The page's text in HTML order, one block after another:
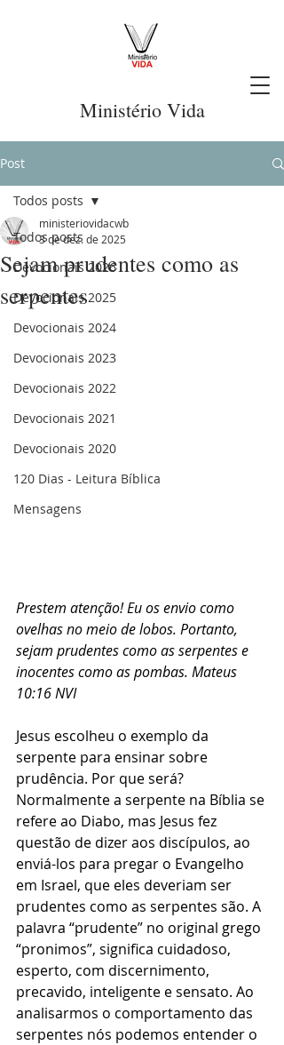
Ministério Vida
Post
Todos posts
Devocionais 2026
Devocionais 2025
Devocionais 2024
Devocionais 2023
Devocionais 2022
Devocionais 2021
Devocionais 2020
120 Dias - Leitura Bíblica
Mensagens
Todos posts
Sejam prudentes como as
serpentes
ministeriovidacwb
3 de dez. de 2025
Prestem atenção! Eu os envio como
ovelhas no meio de lobos. Portanto,
sejam prudentes como as serpentes e
inocentes como as pombas. Mateus
10:16 NVI
Jesus escolheu o exemplo da
serpente para ensinar sobre
prudência. Por que será?
Normalmente a serpente na Bíblia se
refere ao Diabo, mas Jesus fez
questão de dizer aos discípulos, ao
enviá-los para pregar o Evangelho
em Israel, que eles deveriam ser
prudentes como as serpentes são. A
palavra “prudente” no original grego
“pronimos”, significa cuidadoso,
esperto, com discernimento,
precavido, inteligente e sensato. Ao
analisarmos o comportamento das
serpentes nós podemos entender o